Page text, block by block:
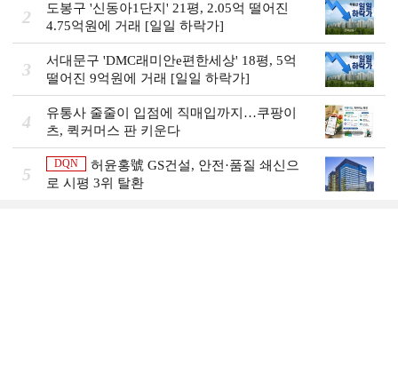
2
도봉구 '신동아1단지' 21평, 2.05억 떨어진
4.75억원에 거래 [일일 하락가]
3
서대문구 'DMC래미안e편한세상' 18평, 5억
떨어진 9억원에 거래 [일일 하락가]
4
유통사 줄줄이 입점에 직매입까지…쿠팡이
츠, 퀵커머스 판 키운다
5
DQN
허윤홍號 GS건설, 안전·품질 쇄신으
로 시평 3위 탈환